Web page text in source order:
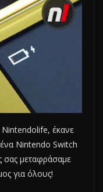
έκανε
Nintendo Switch
σας μεταφράσαμε
για όλους!